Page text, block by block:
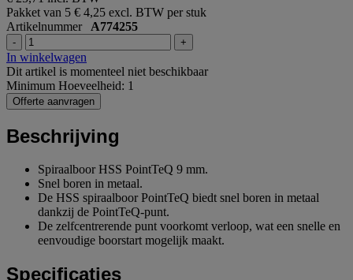
Pakket van 5 € 4,25 excl. BTW per stuk
Artikelnummer A774255
- +
In winkelwagen
Dit artikel is momenteel niet beschikbaar
Minimum Hoeveelheid: 1
Offerte aanvragen
Beschrijving
Spiraalboor HSS PointTeQ 9 mm.
Snel boren in metaal.
De HSS spiraalboor PointTeQ biedt snel boren in metaal
dankzij de PointTeQ-punt.
De zelfcentrerende punt voorkomt verloop, wat een snelle en
eenvoudige boorstart mogelijk maakt.
Specificaties